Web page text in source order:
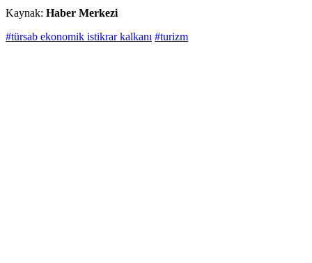
Kaynak: Haber Merkezi
#türsab ekonomik istikrar kalkanı #turizm